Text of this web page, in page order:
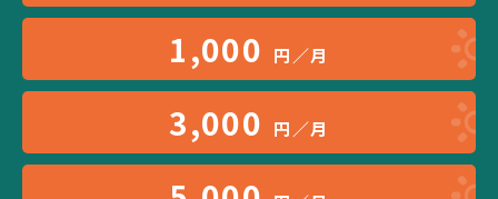
1,000 円／月
3,000 円／月